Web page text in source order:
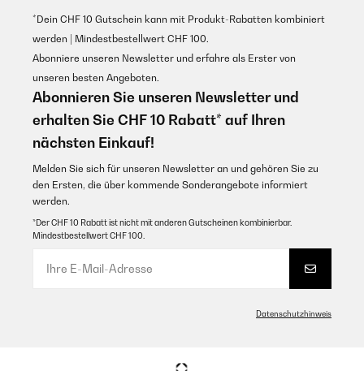
*Dein CHF 10 Gutschein kann mit Produkt-Rabatten kombiniert
werden | Mindestbestellwert CHF 100.
Abonniere unseren Newsletter und erfahre als Erster von
unseren besten Angeboten.
Abonnieren Sie unseren Newsletter und
erhalten Sie CHF 10 Rabatt* auf Ihren
nächsten Einkauf!
Melden Sie sich für unseren Newsletter an und gehören Sie zu
den Ersten, die über kommende Sonderangebote informiert
werden.
*Der CHF 10 Rabatt ist nicht mit anderen Gutscheinen kombinierbar.
Mindestbestellwert CHF 100.
Datenschutzhinweis